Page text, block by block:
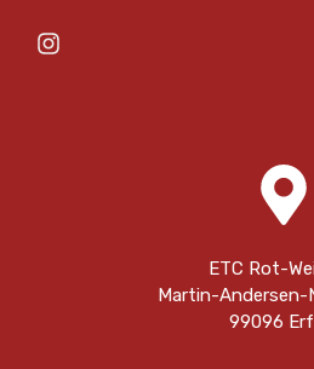
ETC Rot-
Martin-Andersen-
99096